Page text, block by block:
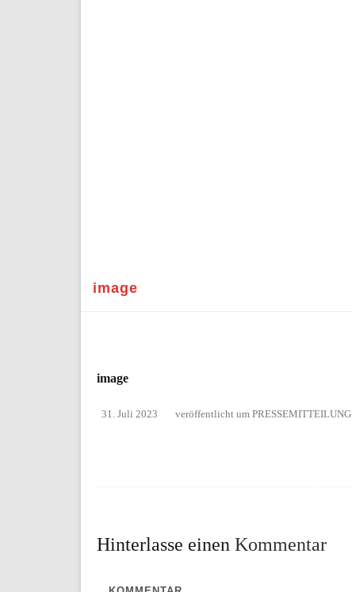
image
image
veröffentlicht
31. Juli 2023 um PRESSEMITTEILUNG
Hinterlasse einen Kommentar